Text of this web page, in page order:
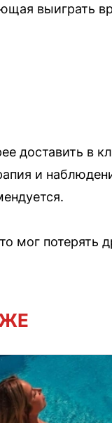
выиграть
доставить в
и
мог потерять